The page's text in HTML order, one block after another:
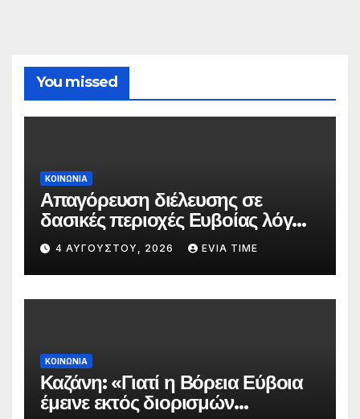
You missed
ΚΟΙΝΩΝΙΑ
Απαγόρευση διέλευσης σε
δασικές περιοχές Ευβοίας λόγω
πολύ υψηλού κινδύνου
πυρκαγιάς
4 ΑΥΓΟΎΣΤΟΥ, 2026 EVIA TIME
ΚΟΙΝΩΝΙΑ
Καζάνη: «Γιατί η Βόρεια Εύβοια
έμεινε εκτός διορισμών